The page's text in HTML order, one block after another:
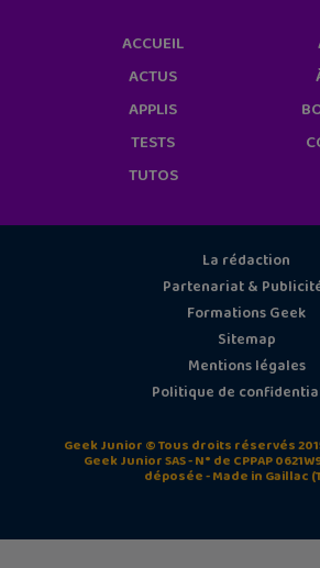
ACCUEIL
ACTUS
APPLIS
TESTS
TUTOS
La rédaction
Partenariat &
Formations Geek
Sitemap
Mentions légales
Politique de
Geek Junior © Tous droits réservés
Geek Junior SAS - N° de CPPAP
déposée - Made in Gaillac